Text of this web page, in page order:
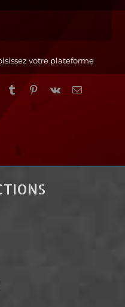
votre plateforme
TumblrPinterest
Vk Email